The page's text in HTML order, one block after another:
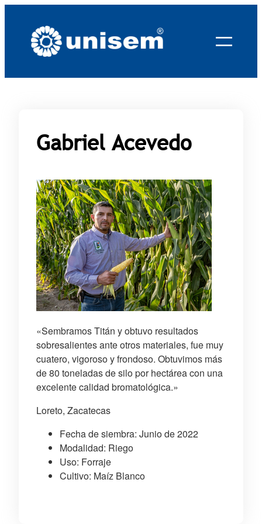
contenido
Gabriel Acevedo
«Sembramos Titán y obtuvo resultados
sobresalientes ante otros materiales, fue muy
cuatero, vigoroso y frondoso. Obtuvimos más
de 80 toneladas de silo por hectárea con una
excelente calidad bromatológica.»
Loreto, Zacatecas
Fecha de siembra: Junio de 2022
Modalidad: Riego
Uso: Forraje
Cultivo: Maíz Blanco